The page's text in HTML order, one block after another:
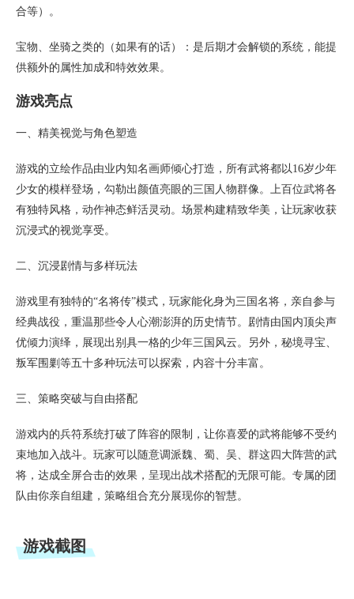
合等）。
宝物、坐骑之类的（如果有的话）：是后期才会解锁的系统，能提
供额外的属性加成和特效效果。
游戏亮点
一、精美视觉与角色塑造
游戏的立绘作品由业内知名画师倾心打造，所有武将都以16岁少年
少女的模样登场，勾勒出颜值亮眼的三国人物群像。上百位武将各
有独特风格，动作神态鲜活灵动。场景构建精致华美，让玩家收获
沉浸式的视觉享受。
二、沉浸剧情与多样玩法
游戏里有独特的“名将传”模式，玩家能化身为三国名将，亲自参与
经典战役，重温那些令人心潮澎湃的历史情节。剧情由国内顶尖声
优倾力演绎，展现出别具一格的少年三国风云。另外，秘境寻宝、
叛军围剿等五十多种玩法可以探索，内容十分丰富。
三、策略突破与自由搭配
游戏内的兵符系统打破了阵容的限制，让你喜爱的武将能够不受约
束地加入战斗。玩家可以随意调派魏、蜀、吴、群这四大阵营的武
将，达成全屏合击的效果，呈现出战术搭配的无限可能。专属的团
队由你亲自组建，策略组合充分展现你的智慧。
游戏截图